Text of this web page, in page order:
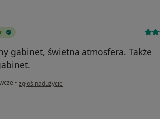
gabinet, świetna atmosfera. Także
• w opinii użytkownika Patrycja
zgłoś nadużycie